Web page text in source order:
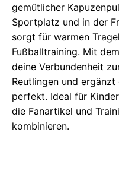
gemütlicher
Sportplatz und in der
sorgt für warmen
Fußballtraining. Mit
deine Verbundenheit
Reutlingen und
perfekt. Ideal für
die Fanartikel und
kombinieren.